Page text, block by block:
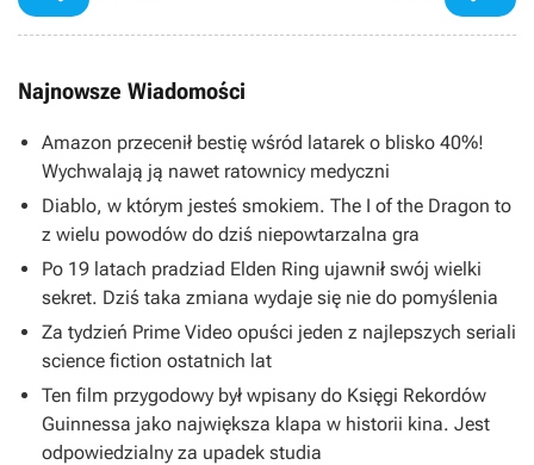
Najnowsze Wiadomości
Amazon przecenił bestię wśród latarek o blisko 40%!
Wychwalają ją nawet ratownicy medyczni
Diablo, w którym jesteś smokiem. The I of the Dragon to
z wielu powodów do dziś niepowtarzalna gra
Po 19 latach pradziad Elden Ring ujawnił swój wielki
sekret. Dziś taka zmiana wydaje się nie do pomyślenia
Za tydzień Prime Video opuści jeden z najlepszych seriali
science fiction ostatnich lat
Ten film przygodowy był wpisany do Księgi Rekordów
Guinnessa jako największa klapa w historii kina. Jest
odpowiedzialny za upadek studia